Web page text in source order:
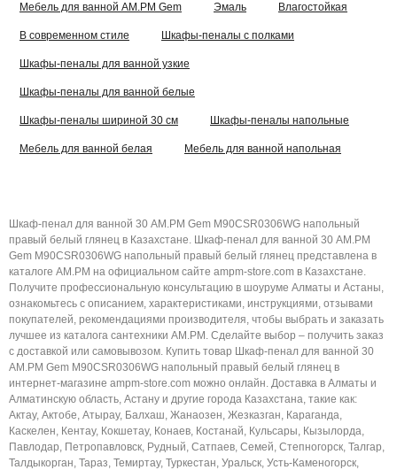
Мебель для ванной AM.PM Gem Эмаль Влагостойкая
В современном стиле Шкафы-пеналы с полками
Шкафы-пеналы для ванной узкие
Шкафы-пеналы для ванной белые
Шкафы-пеналы шириной 30 см Шкафы-пеналы напольные
Мебель для ванной белая Мебель для ванной напольная
Шкаф-пенал для ванной 30 AM.PM Gem M90CSR0306WG напольный
правый белый глянец в Казахстане. Шкаф-пенал для ванной 30 AM.PM
Gem M90CSR0306WG напольный правый белый глянец представлена в
каталоге AM.PM на официальном сайте ampm-store.com в Казахстане.
Получите профессиональную консультацию в шоуруме Алматы и Астаны,
ознакомьтесь с описанием, характеристиками, инструкциями, отзывами
покупателей, рекомендациями производителя, чтобы выбрать и заказать
лучшее из каталога сантехники AM.PM. Сделайте выбор – получить заказ
с доставкой или самовывозом. Купить товар Шкаф-пенал для ванной 30
AM.PM Gem M90CSR0306WG напольный правый белый глянец в
интернет-магазине ampm-store.com можно онлайн. Доставка в Алматы и
Алматинскую область, Астану и другие города Казахстана, такие как:
Актау, Актобе, Атырау, Балхаш, Жанаозен, Жезказган, Караганда,
Каскелен, Кентау, Кокшетау, Конаев, Костанай, Кульсары, Кызылорда,
Павлодар, Петропавловск, Рудный, Сатпаев, Семей, Степногорск, Талгар,
Талдыкорган, Тараз, Темиртау, Туркестан, Уральск, Усть-Каменогорск,